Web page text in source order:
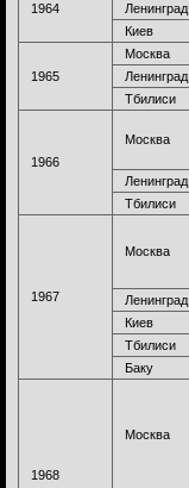
1964
Ленинград
Киев
1965
Москва
Ленинград
Тбилиси
1966
Москва
Ленинград
Тбилиси
1967
Москва
Ленинград
Киев
Тбилиси
Баку
1968
Москва